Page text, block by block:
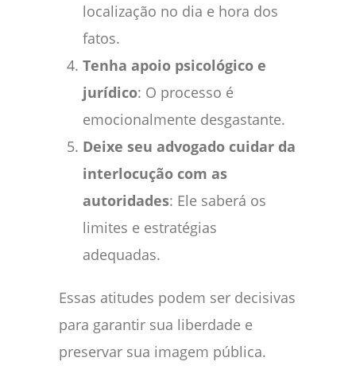
localização no dia e hora dos
fatos.
Tenha apoio psicológico e
jurídico: O processo é
emocionalmente desgastante.
Deixe seu advogado cuidar da
interlocução com as
autoridades: Ele saberá os
limites e estratégias
adequadas.
Essas atitudes podem ser decisivas
para garantir sua liberdade e
preservar sua imagem pública.